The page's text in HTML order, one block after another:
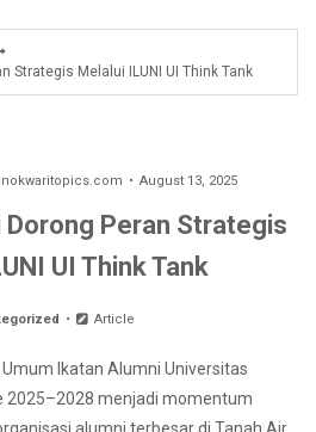
Strategis Melalui ILUNI UI Think Tank
August 13, 2025
Dorong Peran Strategis
UI Think Tank
Article
Ikatan Alumni Universitas
2025–2028 menjadi momentum